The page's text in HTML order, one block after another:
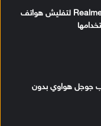
تحميل أداة Realme Flash Tool لتفليش هواتف
جوجل هواوي بدون